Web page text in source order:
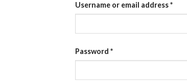
Username or email address*
Password *